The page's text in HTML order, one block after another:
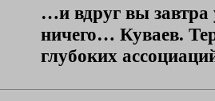
…и вдруг вы завтра
ничего… Куваев.
глубоких